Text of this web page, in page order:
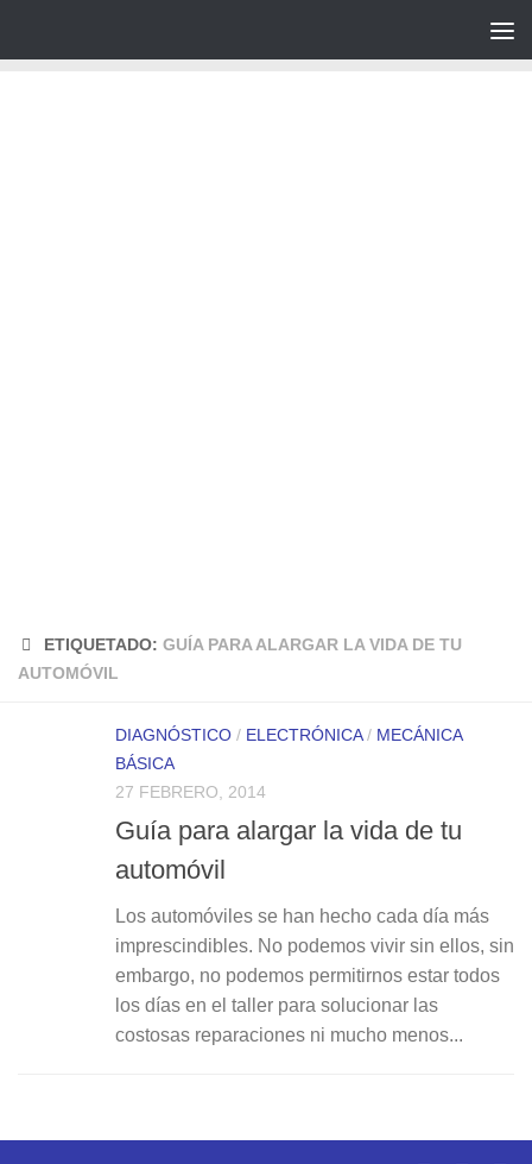
ETIQUETADO: GUÍA PARA ALARGAR LA VIDA DE TU
AUTOMÓVIL
DIAGNÓSTICO / ELECTRÓNICA/ MECÁNICA
BÁSICA
27 FEBRERO, 2014
Guía para alargar la vida de tu
automóvil
Los automóviles se han hecho cada día más
imprescindibles. No podemos vivir sin ellos, sin
embargo, no podemos permitirnos estar todos
los días en el taller para solucionar las
costosas reparaciones ni mucho menos...